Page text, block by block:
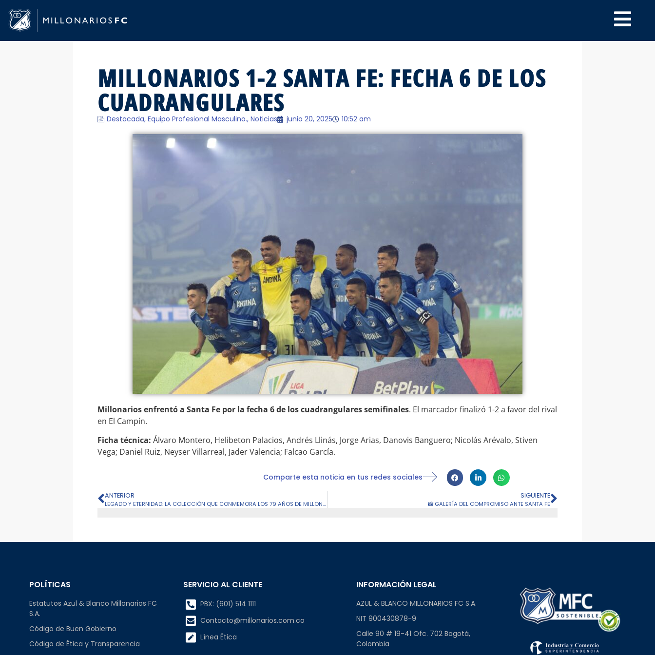
MILLONARIOS 1-2 SANTA FE: FECHA 6 DE LOS
CUADRANGULARES
Destacada, Equipo Profesional Masculino., Noticias junio 20, 2025 10:52 am
Millonarios enfrentó a Santa Fe por la fecha 6 de los cuadrangulares semifinales. El marcador finalizó 1-2 a favor del rival
en El Campín.
Ficha técnica: Álvaro Montero, Helibeton Palacios, Andrés Llinás, Jorge Arias, Danovis Banguero; Nicolás Arévalo, Stiven
Vega; Daniel Ruiz, Neyser Villarreal, Jader Valencia; Falcao García.
Comparte esta noticia en tus redes sociales
ANTERIOR
LEGADO Y ETERNIDAD: LA COLECCIÓN QUE CONMEMORA LOS 79 AÑOS DE MILLONARIOS
SIGUIENTE
📸 GALERÍA DEL COMPROMISO ANTE SANTA FE
POLÍTICAS
Estatutos Azul & Blanco Millonarios FC
S.A.
Código de Buen Gobierno
Código de Ética y Transparencia
SERVICIO AL CLIENTE
PBX: (601) 514 1111
Contacto@millonarios.com.co
Línea Ética
INFORMACIÓN LEGAL
AZUL & BLANCO MILLONARIOS FC S.A.
NIT 900430878-9
Calle 90 # 19-41 Ofc. 702 Bogotá,
Colombia